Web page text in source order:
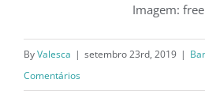
Imagem:
ByValesca | setembro 23rd, 2019 |
Comentários